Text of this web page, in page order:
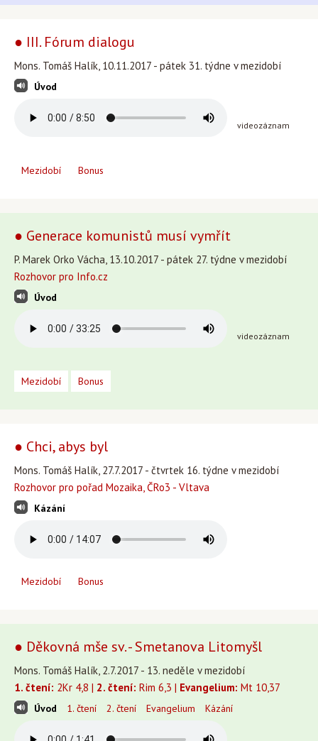
● III. Fórum dialogu
Mons. Tomáš Halík, 10.11.2017 - pátek 31. týdne v mezidobí
Úvod
videozáznam
Mezidobí Bonus
● Generace komunistů musí vymřít
P. Marek Orko Vácha, 13.10.2017 - pátek 27. týdne v mezidobí
Rozhovor pro Info.cz
Úvod
videozáznam
Mezidobí Bonus
● Chci, abys byl
Mons. Tomáš Halík, 27.7.2017 - čtvrtek 16. týdne v mezidobí
Rozhovor pro pořad Mozaika, ČRo3 - Vltava
Kázání
Mezidobí Bonus
● Děkovná mše sv. - Smetanova Litomyšl
Mons. Tomáš Halík, 2.7.2017 - 13. neděle v mezidobí
1. čtení: 2Kr 4,8 | 2. čtení: Rim 6,3 | Evangelium: Mt 10,37
Úvod 1. čtení 2. čtení Evangelium Kázání